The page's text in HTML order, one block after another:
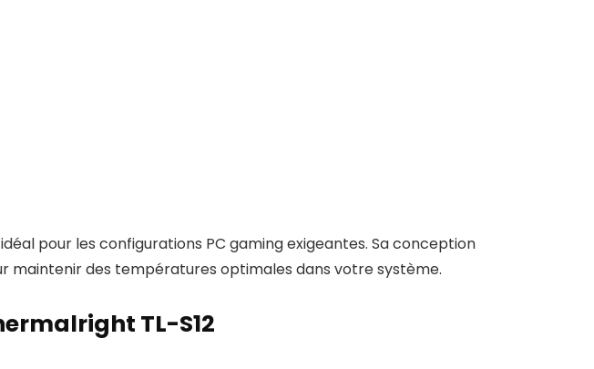
pour les configurations PC gaming exigeantes. Sa conception
maintenir des températures optimales dans votre système.
TL-S12